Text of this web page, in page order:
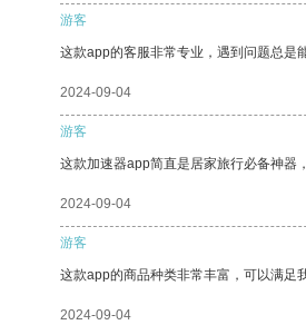
游客
这款app的客服非常专业，遇到问题总是
2024-09-04
游客
这款加速器app简直是居家旅行必备神器
2024-09-04
游客
这款app的商品种类非常丰富，可以满足
2024-09-04